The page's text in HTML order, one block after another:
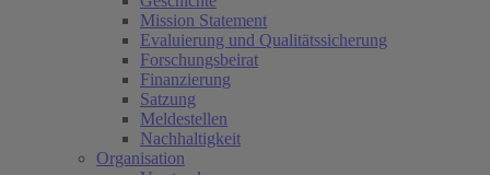
Mission Statement
Evaluierung und Qualitätssicherung
Forschungsbeirat
Finanzierung
Satzung
Meldestellen
Nachhaltigkeit
Organisation